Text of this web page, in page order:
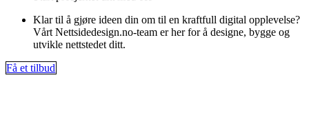
Klar til å gjøre ideen din om til en kraftfull digital opplevelse?
Vårt Nettsidedesign.no-team er her for å designe, bygge og
utvikle nettstedet ditt.
Få et tilbud